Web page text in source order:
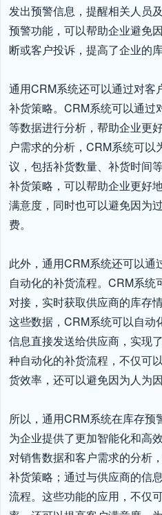
发出预警信息，提醒相关人员
预警功能，可以帮助企业避免
断或客户投诉，提高了企业的
通用CRM系统还可以通过对客
补货策略。CRM系统可以通过
等数据进行分析，帮助企业更
户需求的分析，CRM系统可以
议，包括补货数量、补货时间
补货策略，可以帮助企业更好
满意度，同时也可以避免因为
费。
此外，通用CRM系统还可以
自动化的补货流程。CRM系
对接，实时获取供应商的库存
这些数据，CRM系统可以自动
信息直接发送给供应商，实现
种自动化的补货流程，不仅可
货效率，还可以避免因为人为
所以，通用CRM系统在库存预
为企业提供了更加智能化和高
对销售数据和客户需求的分析
补货策略；通过与供应商的信
流程。这些功能的应用，不仅